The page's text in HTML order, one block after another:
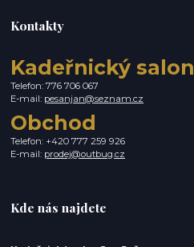
Kontakty
Kadeřnický salon
Telefon: 776 706 067
E-mail: pesanjan@seznam.cz
Obchod
Telefon: +420 777 259 926
E-mail: prodej@outbug.cz
Kde nás najdete